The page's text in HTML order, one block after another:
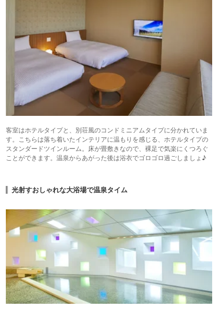
客室はホテルタイプと、別荘風のコンドミニアムタイプに分かれていま
す。こちらは落ち着いたインテリアに温もりを感じる、ホテルタイプの
スタンダードツインルーム。床が畳敷きなので、裸足で気楽にくつろぐ
ことができます。温泉からあがった後は浴衣でゴロゴロ過ごしましょ♪
光射すおしゃれな大浴場で温泉タイム